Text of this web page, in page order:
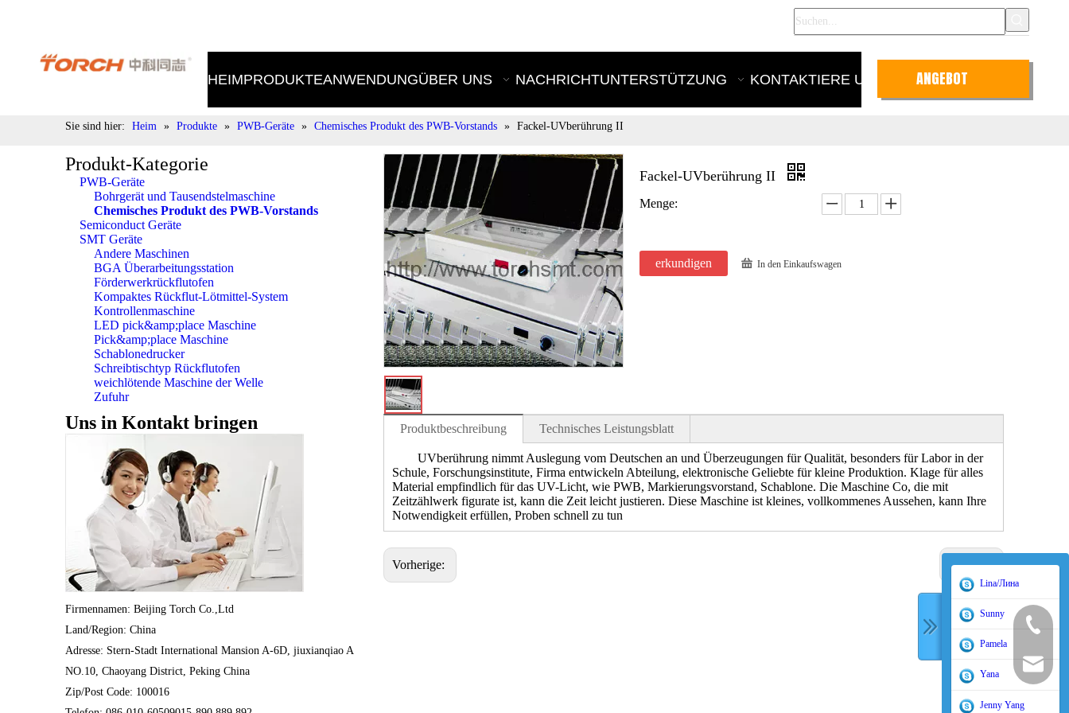
HEIMPRODUKTEANWENDUNGÜBER UNS NACHRICHTUNTERSTÜTZUNG KONTAKTIERE UNS
ANGEBOT
Sie sind hier: Heim » Produkte » PWB-Geräte » Chemisches Produkt des PWB-Vorstands » Fackel-UVberührung II
Produkt-Kategorie
PWB-Geräte
Bohrgerät und Tausendstelmaschine
Chemisches Produkt des PWB-Vorstands
Semiconduct Geräte
SMT Geräte
Andere Maschinen
BGA Überarbeitungsstation
Förderwerkrückflutofen
Kompaktes Rückflut-Lötmittel-System
Kontrollenmaschine
LED pick&amp;place Maschine
Pick&amp;place Maschine
Schablonedrucker
Schreibtischtyp Rückflutofen
weichlötende Maschine der Welle
Zufuhr
Uns in Kontakt bringen
Firmennamen: Beijing Torch Co.,Ltd
Land/Region: China
Adresse: Stern-Stadt International Mansion A-6D, jiuxianqiao A
NO.10, Chaoyang District, Peking China
Zip/Post Code: 100016
Fackel-UVberührung II
Menge:
erkundigen In den Einkaufswagen
Produktbeschreibung Technisches Leistungsblatt
UVberührung nimmt Auslegung vom Deutschen an und Überzeugungen für Qualität, besonders für Labor in der
Schule, Forschungsinstitute, Firma entwickeln Abteilung, elektronische Geliebte für kleine Produktion. Klage für alles
Material empfindlich für das UV-Licht, wie PWB, Markierungsvorstand, Schablone. Die Maschine Co, die mit
Zeitzählwerk figurate ist, kann die Zeit leicht justieren. Diese Maschine ist kleines, vollkommenes Aussehen, kann Ihre
Notwendigkeit erfüllen, Proben schnell zu tun
Vorherige: Nächste:
Lina/Лина
Sunny
Pamela
Yana
Jenny Yang
400-998-